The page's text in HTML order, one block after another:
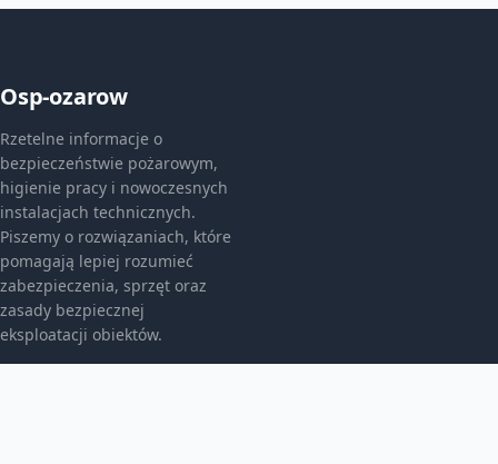
Osp-ozarow
Rzetelne informacje o
bezpieczeństwie pożarowym,
higienie pracy i nowoczesnych
instalacjach technicznych.
Piszemy o rozwiązaniach, które
pomagają lepiej rozumieć
zabezpieczenia, sprzęt oraz
zasady bezpiecznej
eksploatacji obiektów.